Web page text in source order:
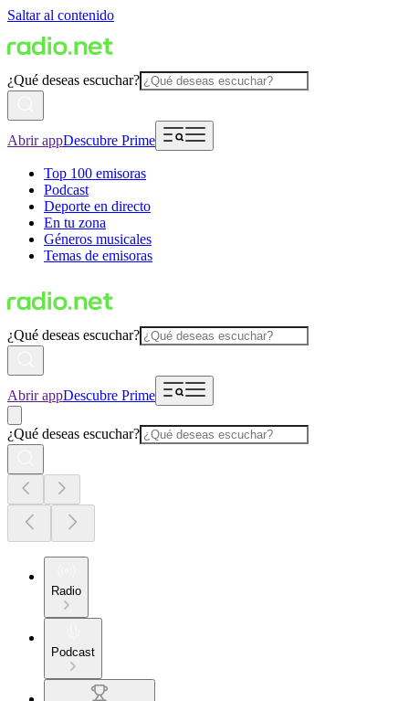
Saltar al contenido
¿Qué deseas escuchar?
Abrir appDescubre Prime
Top 100 emisoras
Podcast
Deporte en directo
En tu zona
Géneros musicales
Temas de emisoras
¿Qué deseas escuchar?
Abrir appDescubre Prime
¿Qué deseas escuchar?
Radio
Podcast